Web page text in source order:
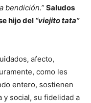
bendición.” Saludos
hijo del “viejito tata”
afecto,
como les
entero, sostienen
y social, su fidelidad a